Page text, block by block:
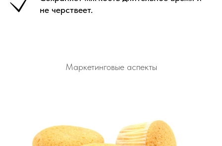
не черствеет.
Маркетинговые аспекты